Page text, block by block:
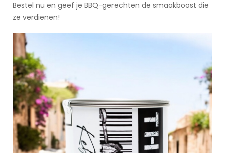
Bestel nu en geef je BBQ-gerechten de smaakboost die
ze verdienen!